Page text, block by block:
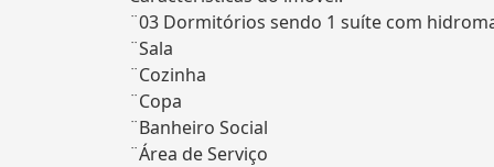
¨03 Dormitórios sendo 1 suíte com
¨Sala
¨Cozinha
¨Copa
¨Banheiro Social
¨Área de Serviço